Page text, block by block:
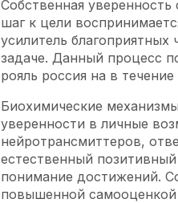
Собственная
шаг к цели
усилитель
задаче. Данный процесс
рояль россия на в
Биохимические
уверенности в личные
нейротрансмиттеров,
естественный
понимание достижений.
повышенной